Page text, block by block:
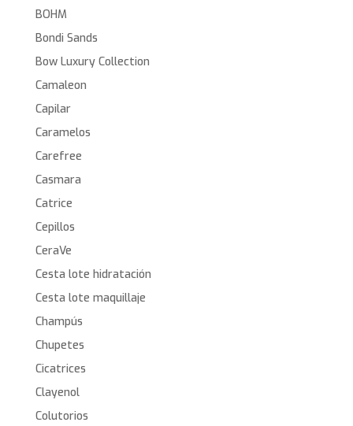
BOHM
Bondi Sands
Bow Luxury Collection
Camaleon
Capilar
Caramelos
Carefree
Casmara
Catrice
Cepillos
CeraVe
Cesta lote hidratación
Cesta lote maquillaje
Champús
Chupetes
Cicatrices
Clayenol
Colutorios